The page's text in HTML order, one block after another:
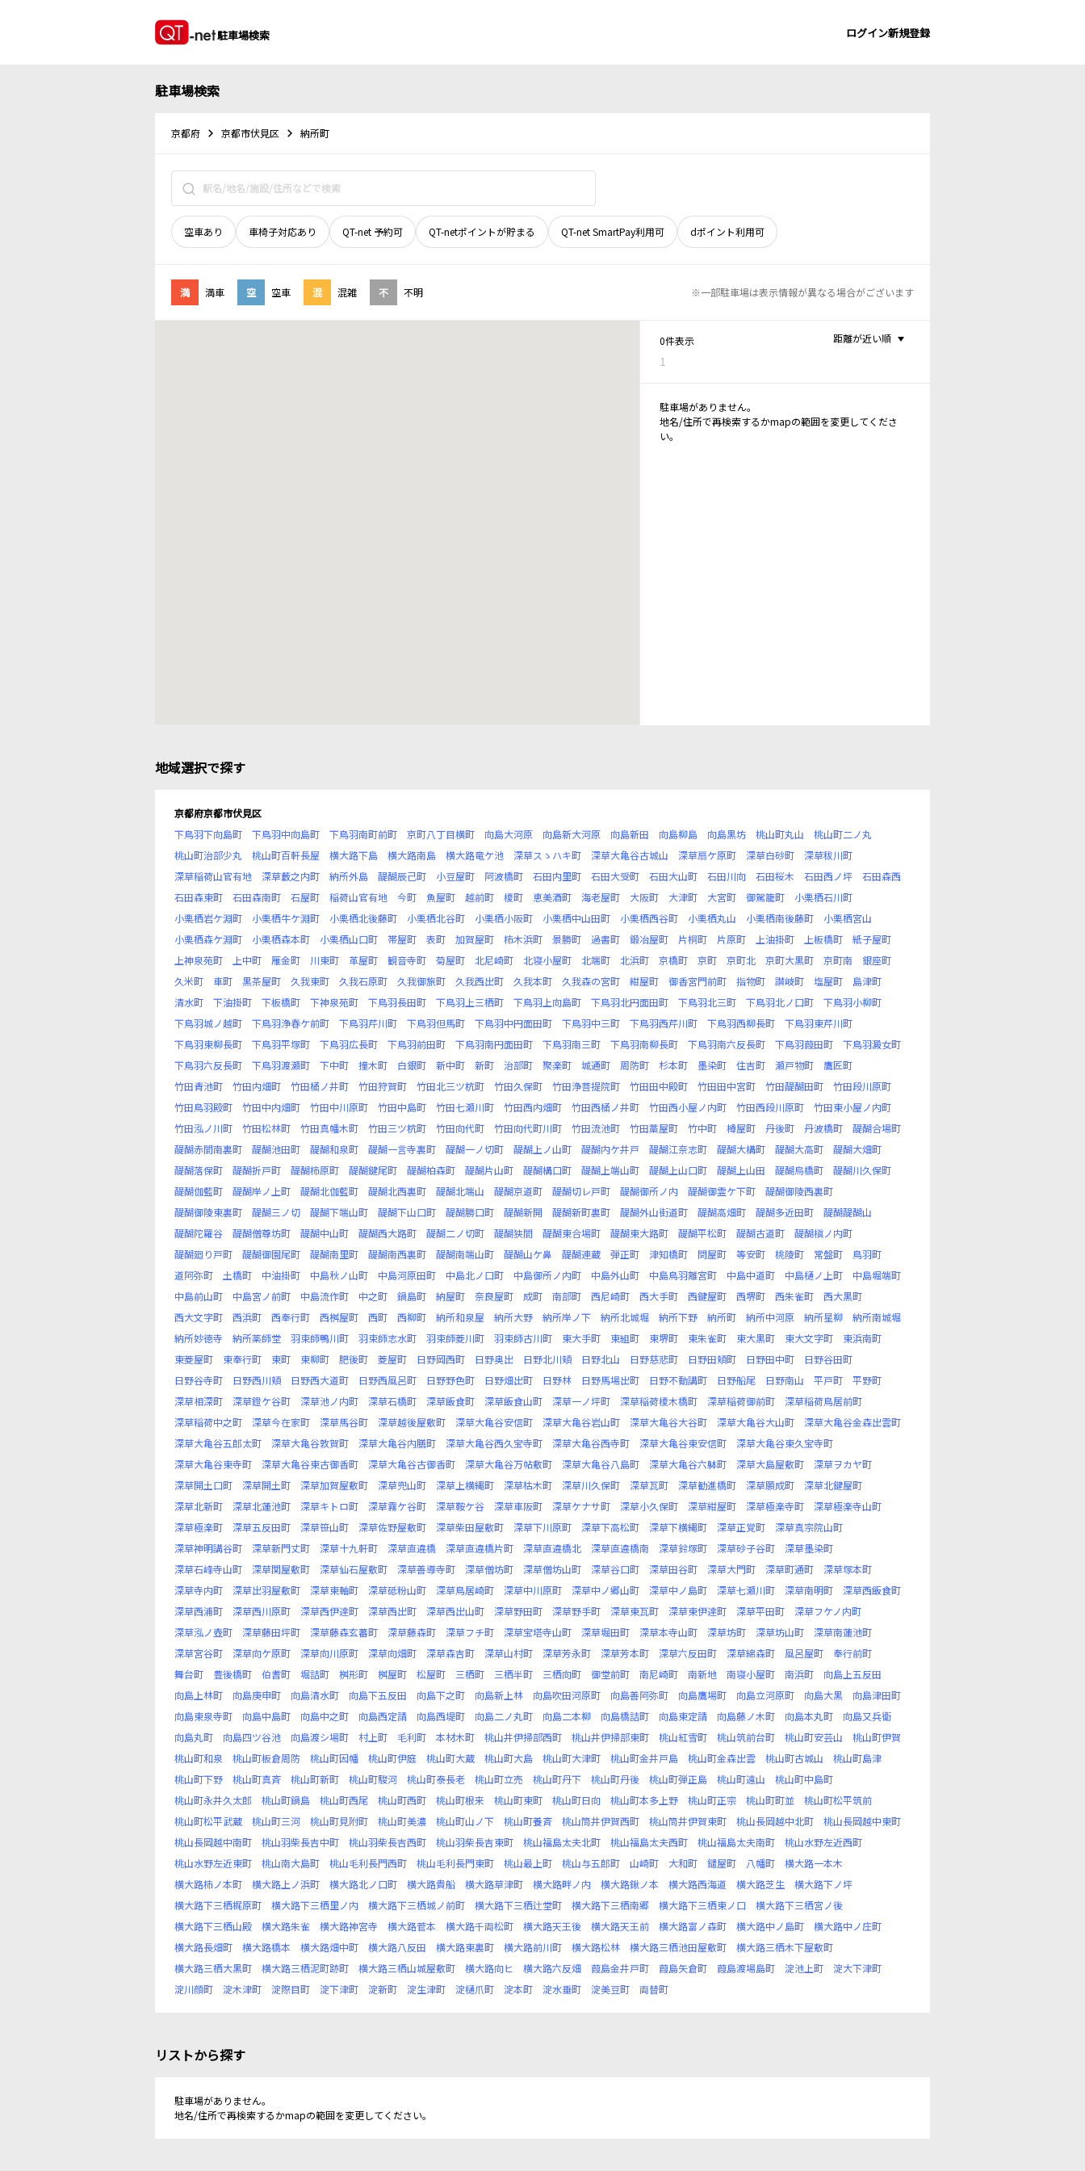
駐車場検索 ログイン新規登録
駐車場検索
京都府 京都市伏見区 納所町
空車あり 車椅子対応あり QT-net 予約可 QT-netポイントが貯まる QT-net SmartPay利用可 dポイント利用可
満 満車 空 空車 混 混雑 不 不明 ※一部駐車場は表示情報が異なる場合がございます
0件表示
1
距離が近い順
駐車場がありません。
地名/住所で再検索するかmapの範囲を変更してくださ
い。
地域選択で探す
京都府京都市伏見区
下鳥羽下向島町
下鳥羽中向島町 下鳥羽南町前町 京町八丁目横町 向島大河原 向島新大河原 向島新田 向島柳島 向島黒坊 桃山町丸山
桃山町二ノ丸
桃山町治部少丸
桃山町百軒長屋 横大路下島 横大路南島 横大路竜ケ池 深草スゝハキ町 深草大亀谷古城山 深草扇ケ原町 深草白砂町
深草秡川町
深草稲荷山官有地
深草藪之内町 納所外島 醍醐辰己町 小豆屋町 阿波橋町 石田内里町 石田大受町 石田大山町 石田川向 石田桜木 石田西ノ坪
石田森西
石田森東町
石田森南町 石屋町 稲荷山官有地 今町 魚屋町 越前町 榎町 恵美酒町 海老屋町 大阪町 大津町 大宮町 御駕籠町
小栗栖石川町
小栗栖岩ケ淵町
小栗栖牛ケ淵町 小栗栖北後藤町 小栗栖北谷町 小栗栖小阪町 小栗栖中山田町 小栗栖西谷町 小栗栖丸山 小栗栖南後藤町
小栗栖宮山
小栗栖森ケ淵町
小栗栖森本町 小栗栖山口町 帯屋町 表町 加賀屋町 柿木浜町 景勝町 過書町 鍛冶屋町 片桐町 片原町 上油掛町 上板橋町
紙子屋町
上神泉苑町
上中町 雁金町 川東町 革屋町 観音寺町 菊屋町 北尼崎町 北寝小屋町 北端町 北浜町 京橋町 京町 京町北 京町大黒町 京町南
銀座町
久米町
車町 黒茶屋町 久我東町 久我石原町 久我御旅町 久我西出町 久我本町 久我森の宮町 紺屋町 御香宮門前町 指物町 讃岐町 塩屋町
島津町
清水町
下油掛町 下板橋町 下神泉苑町 下鳥羽長田町 下鳥羽上三栖町 下鳥羽上向島町 下鳥羽北円面田町 下鳥羽北三町 下鳥羽北ノ口町
下鳥羽小柳町
下鳥羽城ノ越町
下鳥羽浄春ケ前町 下鳥羽芹川町 下鳥羽但馬町 下鳥羽中円面田町 下鳥羽中三町 下鳥羽西芹川町 下鳥羽西柳長町
下鳥羽東芹川町
下鳥羽東柳長町
下鳥羽平塚町 下鳥羽広長町 下鳥羽前田町 下鳥羽南円面田町 下鳥羽南三町 下鳥羽南柳長町 下鳥羽南六反長町 下鳥羽葭田町
下鳥羽澱女町
下鳥羽六反長町
下鳥羽渡瀬町 下中町 撞木町 白銀町 新中町 新町 治部町 聚楽町 城通町 周防町 杉本町 墨染町 住吉町 瀬戸物町
鷹匠町
竹田青池町
竹田内畑町 竹田桶ノ井町 竹田狩賀町 竹田北三ツ杭町 竹田久保町 竹田浄菩提院町 竹田田中殿町 竹田田中宮町 竹田醍醐田町
竹田段川原町
竹田鳥羽殿町
竹田中内畑町 竹田中川原町 竹田中島町 竹田七瀬川町 竹田西内畑町 竹田西桶ノ井町 竹田西小屋ノ内町 竹田西段川原町
竹田東小屋ノ内町
竹田泓ノ川町
竹田松林町 竹田真幡木町 竹田三ツ杭町 竹田向代町 竹田向代町川町 竹田流池町 竹田藁屋町 竹中町 樽屋町 丹後町 丹波橋町
醍醐合場町
醍醐赤間南裏町
醍醐池田町 醍醐和泉町 醍醐一言寺裏町 醍醐一ノ切町 醍醐上ノ山町 醍醐内ケ井戸 醍醐江奈志町 醍醐大構町 醍醐大高町
醍醐大畑町
醍醐落保町
醍醐折戸町 醍醐柿原町 醍醐鍵尾町 醍醐柏森町 醍醐片山町 醍醐構口町 醍醐上端山町 醍醐上山口町 醍醐上山田 醍醐烏橋町
醍醐川久保町
醍醐伽藍町
醍醐岸ノ上町 醍醐北伽藍町 醍醐北西裏町 醍醐北端山 醍醐京道町 醍醐切レ戸町 醍醐御所ノ内 醍醐御霊ケ下町
醍醐御陵西裏町
醍醐御陵東裏町
醍醐三ノ切 醍醐下端山町 醍醐下山口町 醍醐勝口町 醍醐新開 醍醐新町裏町 醍醐外山街道町 醍醐高畑町 醍醐多近田町
醍醐醍醐山
醍醐陀羅谷
醍醐僧尊坊町 醍醐中山町 醍醐西大路町 醍醐二ノ切町 醍醐狭間 醍醐東合場町 醍醐東大路町 醍醐平松町 醍醐古道町
醍醐槇ノ内町
醍醐廻り戸町
醍醐御園尾町 醍醐南里町 醍醐南西裏町 醍醐南端山町 醍醐山ケ鼻 醍醐連蔵 弾正町 津知橋町 問屋町 等安町 桃陵町 常盤町
鳥羽町
道阿弥町
土橋町 中油掛町 中島秋ノ山町 中島河原田町 中島北ノ口町 中島御所ノ内町 中島外山町 中島鳥羽離宮町 中島中道町 中島樋ノ上町
中島堀端町
中島前山町
中島宮ノ前町 中島流作町 中之町 鍋島町 納屋町 奈良屋町 成町 南部町 西尼崎町 西大手町 西鍵屋町 西堺町 西朱雀町
西大黒町
西大文字町
西浜町 西奉行町 西桝屋町 西町 西柳町 納所和泉屋 納所大野 納所岸ノ下 納所北城堀 納所下野 納所町 納所中河原 納所星柳
納所南城堀
納所妙徳寺
納所薬師堂 羽束師鴨川町 羽束師志水町 羽束師菱川町 羽束師古川町 東大手町 東組町 東堺町 東朱雀町 東大黒町 東大文字町
東浜南町
東菱屋町
東奉行町 東町 東柳町 肥後町 菱屋町 日野岡西町 日野奥出 日野北川頬 日野北山 日野慈悲町 日野田頬町 日野田中町
日野谷田町
日野谷寺町
日野西川頬 日野西大道町 日野西風呂町 日野野色町 日野畑出町 日野林 日野馬場出町 日野不動講町 日野船尾 日野南山 平戸町
平野町
深草相深町
深草鐙ケ谷町 深草池ノ内町 深草石橋町 深草飯食町 深草飯食山町 深草一ノ坪町 深草稲荷榎木橋町 深草稲荷御前町
深草稲荷鳥居前町
深草稲荷中之町
深草今在家町 深草馬谷町 深草越後屋敷町 深草大亀谷安信町 深草大亀谷岩山町 深草大亀谷大谷町 深草大亀谷大山町
深草大亀谷金森出雲町
深草大亀谷五郎太町
深草大亀谷敦賀町 深草大亀谷内膳町 深草大亀谷西久宝寺町 深草大亀谷西寺町 深草大亀谷東安信町
深草大亀谷東久宝寺町
深草大亀谷東寺町
深草大亀谷東古御香町 深草大亀谷古御香町 深草大亀谷万帖敷町 深草大亀谷八島町 深草大亀谷六躰町 深草大島屋敷町
深草ヲカヤ町
深草開土口町
深草開土町 深草加賀屋敷町 深草兜山町 深草上横縄町 深草枯木町 深草川久保町 深草瓦町 深草勧進橋町 深草願成町
深草北鍵屋町
深草北新町
深草北蓮池町 深草キトロ町 深草霧ケ谷町 深草鞍ケ谷 深草車阪町 深草ケナサ町 深草小久保町 深草紺屋町 深草極楽寺町
深草極楽寺山町
深草極楽町
深草五反田町 深草笹山町 深草佐野屋敷町 深草柴田屋敷町 深草下川原町 深草下高松町 深草下横縄町 深草正覚町
深草真宗院山町
深草神明講谷町
深草新門丈町 深草十九軒町 深草直違橋 深草直違橋片町 深草直違橋北 深草直違橋南 深草鈴塚町 深草砂子谷町
深草墨染町
深草石峰寺山町
深草関屋敷町 深草仙石屋敷町 深草善導寺町 深草僧坊町 深草僧坊山町 深草谷口町 深草田谷町 深草大門町 深草町通町
深草塚本町
深草寺内町
深草出羽屋敷町 深草東軸町 深草砥粉山町 深草鳥居崎町 深草中川原町 深草中ノ郷山町 深草中ノ島町 深草七瀬川町 深草南明町
深草西飯食町
深草西浦町
深草西川原町 深草西伊達町 深草西出町 深草西出山町 深草野田町 深草野手町 深草東瓦町 深草東伊達町 深草平田町
深草フケノ内町
深草泓ノ壺町
深草藤田坪町 深草藤森玄蕃町 深草藤森町 深草フチ町 深草宝塔寺山町 深草堀田町 深草本寺山町 深草坊町 深草坊山町
深草南蓮池町
深草宮谷町
深草向ケ原町 深草向川原町 深草向畑町 深草森吉町 深草山村町 深草芳永町 深草芳本町 深草六反田町 深草綿森町 風呂屋町
奉行前町
舞台町
豊後橋町 伯耆町 堀詰町 桝形町 桝屋町 松屋町 三栖町 三栖半町 三栖向町 御堂前町 南尼崎町 南新地 南寝小屋町 南浜町
向島上五反田
向島上林町
向島庚申町 向島清水町 向島下五反田 向島下之町 向島新上林 向島吹田河原町 向島善阿弥町 向島鷹場町 向島立河原町 向島大黒
向島津田町
向島東泉寺町
向島中島町 向島中之町 向島西定請 向島西堤町 向島二ノ丸町 向島二本柳 向島橋詰町 向島東定請 向島藤ノ木町 向島本丸町
向島又兵衛
向島丸町
向島四ツ谷池 向島渡シ場町 村上町 毛利町 本材木町 桃山井伊掃部西町 桃山井伊掃部東町 桃山紅雪町 桃山筑前台町 桃山町安芸山
桃山町伊賀
桃山町和泉
桃山町板倉周防 桃山町因幡 桃山町伊庭 桃山町大蔵 桃山町大島 桃山町大津町 桃山町金井戸島 桃山町金森出雲 桃山町古城山
桃山町島津
桃山町下野
桃山町真斉 桃山町新町 桃山町駿河 桃山町泰長老 桃山町立売 桃山町丹下 桃山町丹後 桃山町弾正島 桃山町遠山
桃山町中島町
桃山町永井久太郎
桃山町鍋島 桃山町西尾 桃山町西町 桃山町根来 桃山町東町 桃山町日向 桃山町本多上野 桃山町正宗 桃山町町並
桃山町松平筑前
桃山町松平武蔵
桃山町三河 桃山町見附町 桃山町美濃 桃山町山ノ下 桃山町養斉 桃山筒井伊賀西町 桃山筒井伊賀東町 桃山長岡越中北町
桃山長岡越中東町
桃山長岡越中南町
桃山羽柴長吉中町 桃山羽柴長吉西町 桃山羽柴長吉東町 桃山福島太夫北町 桃山福島太夫西町 桃山福島太夫南町
桃山水野左近西町
桃山水野左近東町
桃山南大島町 桃山毛利長門西町 桃山毛利長門東町 桃山最上町 桃山与五郎町 山崎町 大和町 鑓屋町 八幡町
横大路一本木
横大路柿ノ本町
横大路上ノ浜町 横大路北ノ口町 横大路貴船 横大路草津町 横大路畔ノ内 横大路鍬ノ本 横大路西海道 横大路芝生
横大路下ノ坪
横大路下三栖梶原町
横大路下三栖里ノ内 横大路下三栖城ノ前町 横大路下三栖辻堂町 横大路下三栖南郷 横大路下三栖東ノ口
横大路下三栖宮ノ後
横大路下三栖山殿
横大路朱雀 横大路神宮寺 横大路菅本 横大路千両松町 横大路天王後 横大路天王前 横大路富ノ森町 横大路中ノ島町
横大路中ノ庄町
横大路長畑町
横大路橋本 横大路畑中町 横大路八反田 横大路東裏町 横大路前川町 横大路松林 横大路三栖池田屋敷町
横大路三栖木下屋敷町
横大路三栖大黒町
横大路三栖泥町跡町 横大路三栖山城屋敷町 横大路向ヒ 横大路六反畑 葭島金井戸町 葭島矢倉町 葭島渡場島町 淀池上町
淀大下津町
淀川顔町
淀木津町 淀際目町 淀下津町 淀新町 淀生津町 淀樋爪町 淀本町 淀水垂町 淀美豆町 両替町
リストから探す
駐車場がありません。
地名/住所で再検索するかmapの範囲を変更してください。